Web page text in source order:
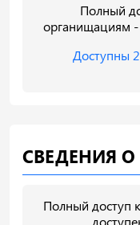
Полный
органищациям -
Доступны
СВЕДЕНИЯ
Полный доступ